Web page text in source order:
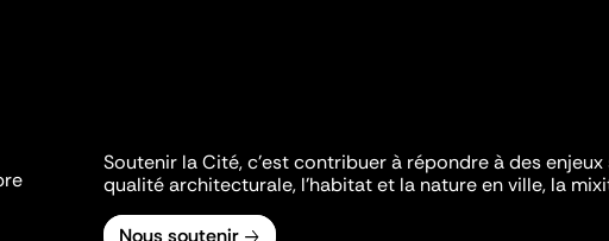
Soutenir la Cité, c'est contribuer à répondre à des
qualité architecturale, l'habitat et la nature en ville, la
Nous soutenir